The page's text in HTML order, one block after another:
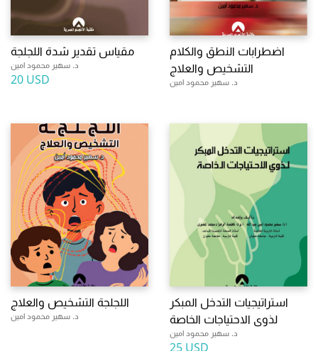
مقياس تقدير شدة اللجلجة
د. سهير محمود امين
20 USD
اضطرابات النطق والكلام
التشخيص والعلاج
د. سهير محمود امين
اللجلجة التشخيص والعلاج
د. سهير محمود امين
استراتيجيات التدخل المبكر
لذوى الاحتياجات الخاصة
د. سهير محمود امين
25 USD